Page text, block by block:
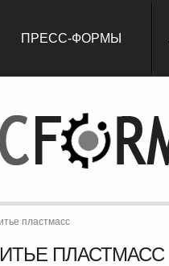
ПРЕСС-ФОРМЫ
пластмасс
ПЛАСТМАСС